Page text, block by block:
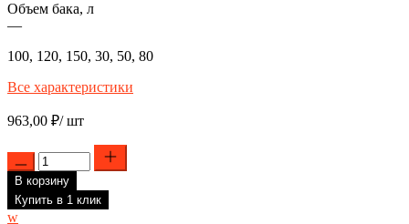
Объем бака, л
—
100, 120, 150, 30, 50, 80
Все характеристики
963,00 ₽/ шт
Количество
товара
ТЭН
для
водонагревателя
В корзину
Купить в 1 клик
w